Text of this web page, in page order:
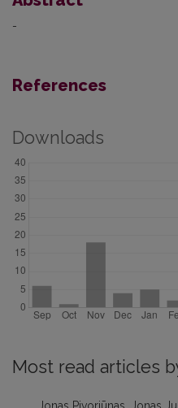
-
References
Downloads
Most read articles